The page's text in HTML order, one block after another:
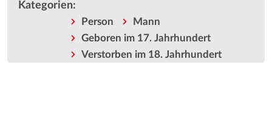
Kategorien:
Person
Mann
Geboren im 17. Jahrhundert
Verstorben im 18. Jahrhundert